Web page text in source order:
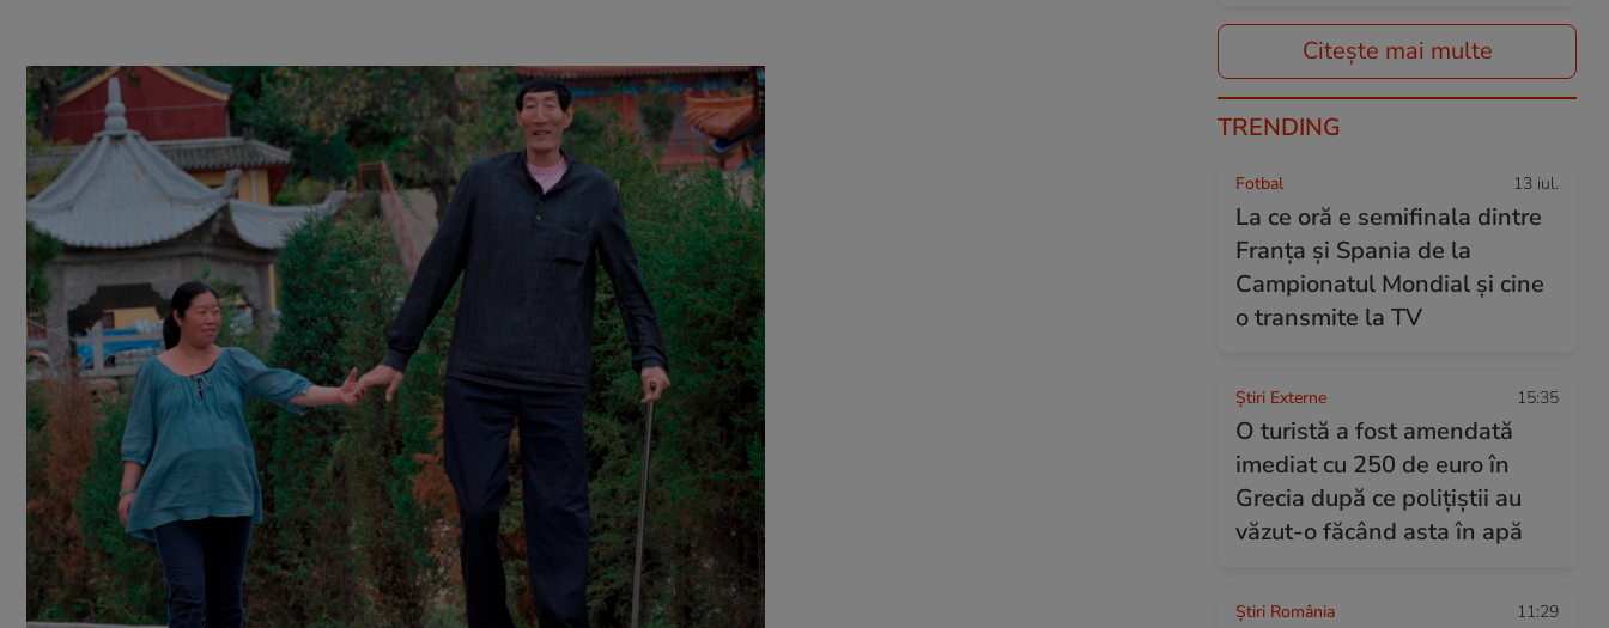
Citește mai multe
TRENDING
Fotbal 13 iul.
La ce oră e semifinala dintre
Franța și Spania de la
Campionatul Mondial și cine
o transmite la TV
Știri Externe 15:35
O turistă a fost amendată
imediat cu 250 de euro în
Grecia după ce polițiștii au
văzut-o făcând asta în apă
Știri România 11:29